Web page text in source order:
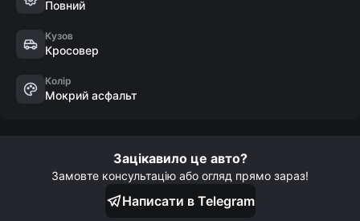
Повний
Кузов
Кросовер
Колір
Мокрий асфальт
Зацікавило це авто?
Замовте консультацію або огляд прямо зараз!
Написати в Telegram